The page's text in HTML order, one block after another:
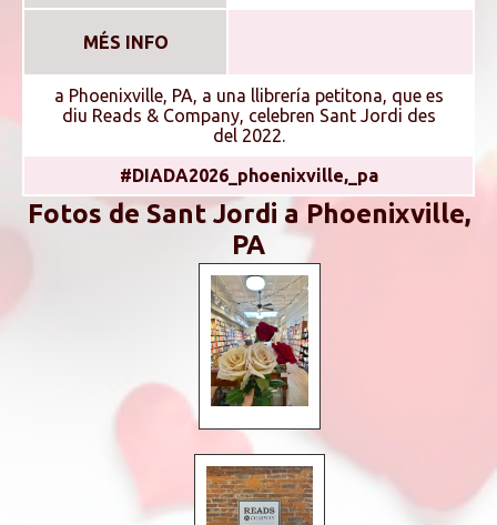
MÉS INFO
a Phoenixville, PA, a una llibrería petitona, que es
diu Reads & Company, celebren Sant Jordi des
del 2022.
#DIADA2026_phoenixville,_pa
Fotos de Sant Jordi a Phoenixville,
PA